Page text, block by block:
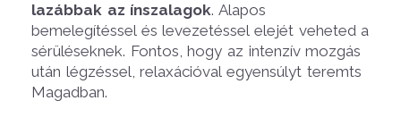
lazábbak az ínszalagok. Alapos
bemelegítéssel és levezetéssel elejét veheted a
sérüléseknek. Fontos, hogy az intenzív mozgás
után légzéssel, relaxációval egyensúlyt teremts
Magadban.